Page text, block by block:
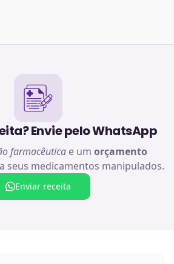
Envie pelo WhatsApp
farmacêuticae um orçamento
seus medicamentos manipulados.
Enviar receita